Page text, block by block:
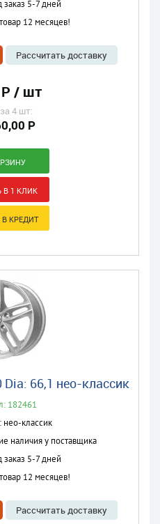
заказ 5-7 дней
12 месяцев!
Рассчитать доставку
Р / шт
4 шт:
Р
Dia: 66,1 нео-классик
182461
нео-классик
наличия у поставщика
заказ 5-7 дней
12 месяцев!
Рассчитать доставку